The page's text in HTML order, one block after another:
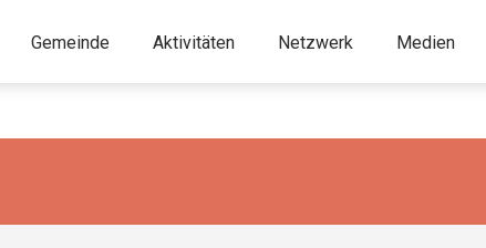
Gemeinde Aktivitäten Netzwerk Medien